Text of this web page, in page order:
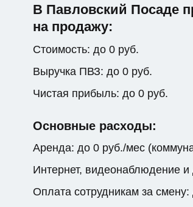
В Павловский Посаде
на продажу:
Стоимость: до 0 руб.
Выручка ПВЗ: до 0 руб.
Чистая прибыль: до 0 руб.
Основные расходы:
Аренда: до 0 руб./мес
Интернет, видеонаблюдение
Оплата сотрудникам за смену: